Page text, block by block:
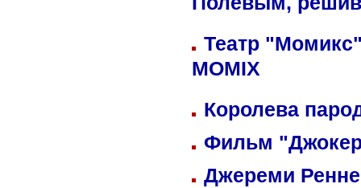
Полевым,
Театр
MOMIX
Королева
Фильм
Джереми